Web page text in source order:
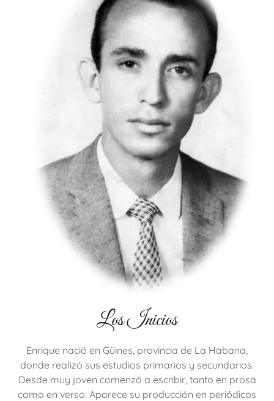
Los Inicios
Enrique nació en Güines, provincia de La Habana,
donde realizó sus estudios primarios y secundarios.
Desde muy joven comenzó a escribir, tanto en prosa
como en verso. Aparece su producción en periódicos